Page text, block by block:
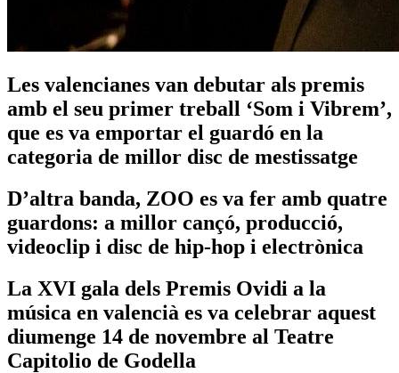
Les valencianes van debutar als premis
amb el seu primer treball ‘Som i Vibrem’,
que es va emportar el guardó en la
categoria de millor disc de mestissatge
D’altra banda, ZOO es va fer amb quatre
guardons: a millor cançó, producció,
videoclip i disc de hip-hop i electrònica
La XVI gala dels Premis Ovidi a la
música en valencià es va celebrar aquest
diumenge 14 de novembre al Teatre
Capitolio de Godella